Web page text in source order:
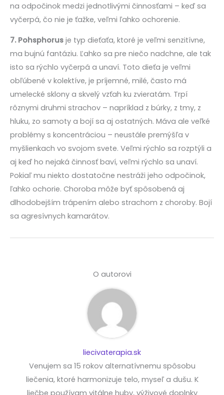
na odpočinok medzi jednotlivými činnosťami – keď sa
vyčerpá, čo nie je ťažke, veľmi ľahko ochorenie.
7. Pohsphorus je typ dieťaťa, ktoré je veľmi senzitívne,
ma bujnú fantáziu. Ľahko sa pre niečo nadchne, ale tak
isto sa rýchlo vyčerpá a unaví. Toto dieťa je veľmi
obľúbené v kolektíve, je príjemné, milé, často má
umelecké sklony a skvelý vzťah ku zvieratám. Trpí
rôznymi druhmi strachov – napríklad z búrky, z tmy, z
hluku, zo samoty a bojí sa aj ostatných. Máva ale veľké
problémy s koncentráciou – neustále premýšľa v
myšlienkach vo svojom svete. Veľmi rýchlo sa rozptýli a
aj keď ho nejaká činnosť baví, veľmi rýchlo sa unaví.
Pokiaľ mu niekto dostatočne nestráži jeho odpočinok,
ľahko ochorie. Choroba môže byť spôsobená aj
dlhodobejším trápením alebo strachom z choroby. Bojí
sa agresívnych kamarátov.
O autorovi
liecivaterapia.sk
Venujem sa 15 rokov alternatívnemu spôsobu
liečenia, ktoré harmonizuje telo, myseľ a dušu. K
liečbe používam vitálne huby, výživové doplnky